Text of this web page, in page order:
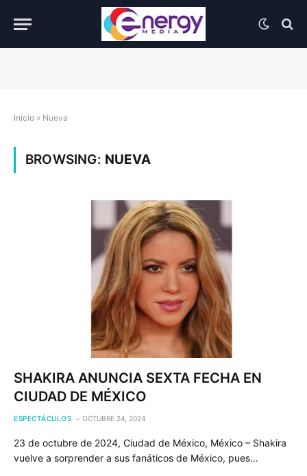
Inicio » Nueva
BROWSING: NUEVA
SHAKIRA ANUNCIA SEXTA FECHA EN
CIUDAD DE MÉXICO
ESPECTÁCULOS OCTUBRE 24, 2024
23 de octubre de 2024, Ciudad de México, México – Shakira
vuelve a sorprender a sus fanáticos de México, pues…